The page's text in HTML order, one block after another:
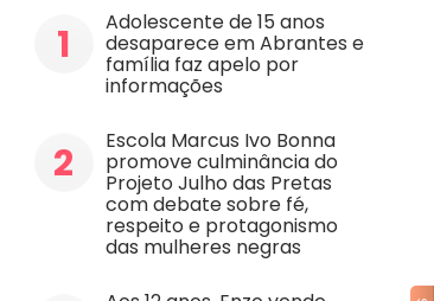
1 Adolescente de 15 anos
desaparece em Abrantes e
família faz apelo por
informações
2 Escola Marcus Ivo Bonna
promove culminância do
Projeto Julho das Pretas
com debate sobre fé,
respeito e protagonismo
das mulheres negras